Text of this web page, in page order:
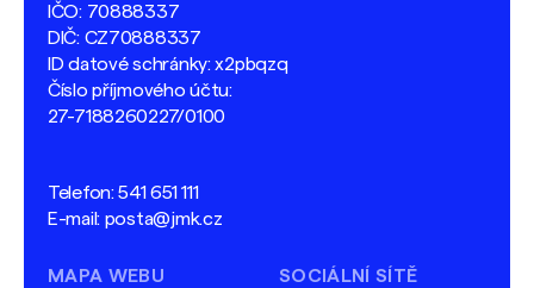
IČO: 70888337
DIČ: CZ70888337
ID datové schránky: x2pbqzq
Číslo příjmového účtu:
27-7188260227/0100
Telefon:541 651 111
E-mail: posta@jmk.cz
MAPA WEBU SOCIÁLNÍ SÍTĚ